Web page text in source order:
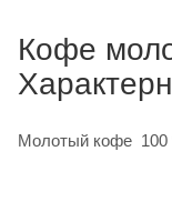
Кофе
Молотый кофе 100